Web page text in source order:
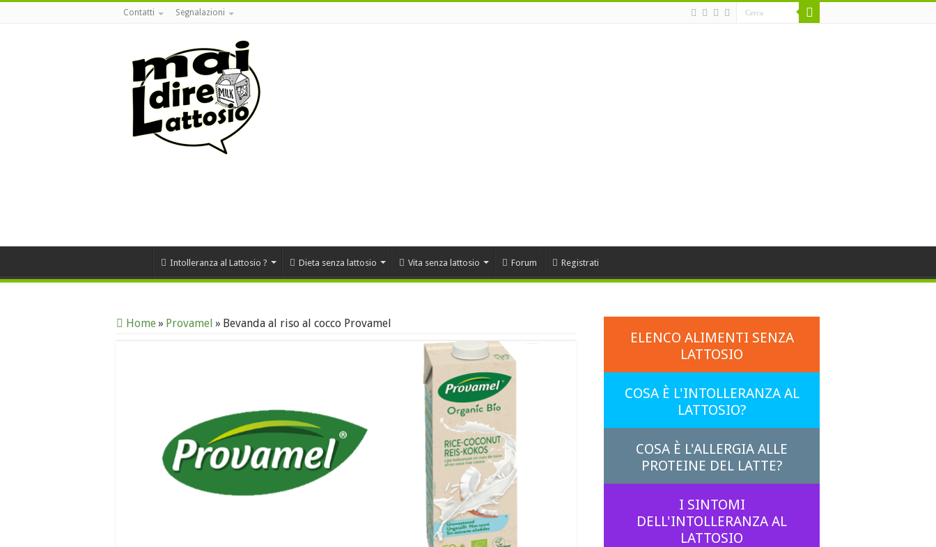
Contatti Segnalazioni
Intolleranza al Lattosio ? Dieta senza lattosio Vita senza lattosio Forum Registrati
Home» Provamel » Bevanda al riso al cocco Provamel
ELENCO ALIMENTI SENZA
LATTOSIO
COSA È L'INTOLLERANZA AL
LATTOSIO?
COSA È L'ALLERGIA ALLE
PROTEINE DEL LATTE?
I SINTOMI
DELL'INTOLLERANZA AL
LATTOSIO